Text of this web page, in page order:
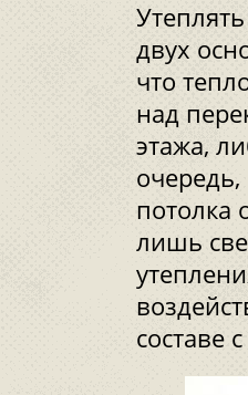
двух
что
над
этажа,
потолка
лишь
составе